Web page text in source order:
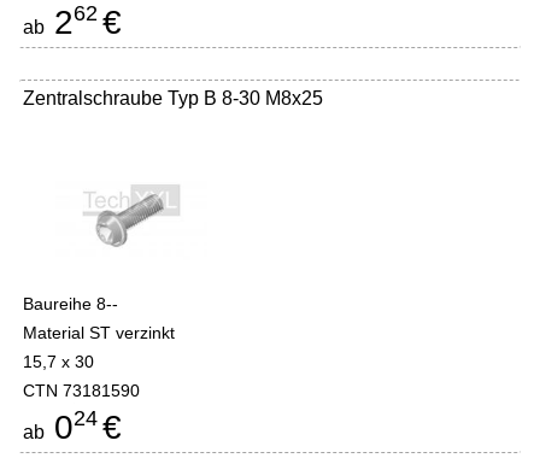
ab 262 €
Zentralschraube Typ B 8-30 M8x25
Baureihe 8--
Material ST verzinkt
15,7 x 30
CTN 73181590
ab 024 €